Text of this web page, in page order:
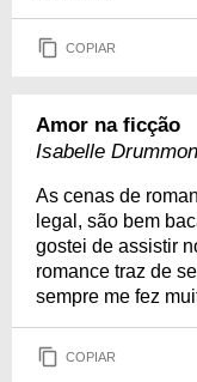
COPIAR
Amor na ficção
Isabelle
As cenas de
legal, são bem
gostei de assistir
romance traz de
sempre me fez
COPIAR